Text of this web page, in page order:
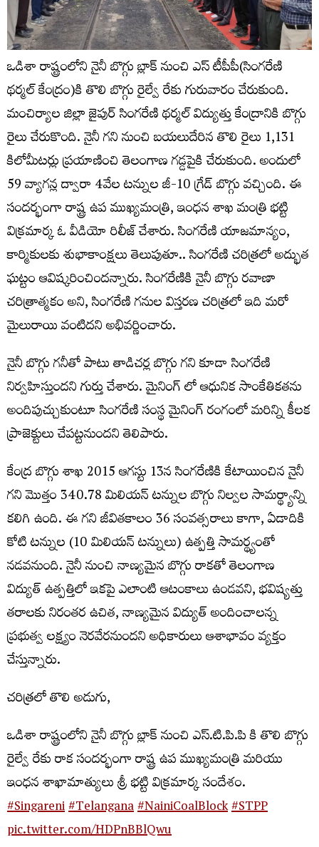
ఒడిశా రాష్ట్రంలోని నైనీ బొగ్గు బ్లాక్ నుంచి ఎస్ టీపీపీ(సింగరేణి
థర్మల్ కేంద్రం)కి తొలి బొగ్గు రైల్వే రేకు గురువారం చేరుకుంది.
మంచిర్యాల జిల్లా జైపుర్‌ సింగరేణి థర్మల్‌ విద్యుత్తు కేంద్రానికి బొగ్గు
రైలు చేరుకొంది. నైనీ గని నుంచి బయలుదేరిన తొలి రైలు 1,131
కిలోమీటర్లు ప్రయాణించి తెలంగాణ గడ్డపైకి చేరుకుంది. అందులో
59 వ్యాగన్ల ద్వారా 4వేల టన్నుల జీ-10 గ్రేడ్‌ బొగ్గు వచ్చింది. ఈ
సందర్భంగా రాష్ట్ర ఉప ముఖ్యమంత్రి, ఇంధన శాఖ మంత్రి భట్టి
విక్రమార్క ఓ వీడియో రిలీజ్ చేశారు. సింగరేణి యాజమాన్యం,
కార్మికులకు శుభాకాంక్షలు తెలుపుతూ.. సింగరేణి చరిత్రలో అద్భుత
ఘట్టం ఆవిష్కరించిందన్నారు. సింగరేణికి నైనీ బొగ్గు రవాణా
చరిత్రాత్మకం అని, సింగరేణి గనుల విస్తరణ చరిత్రలో ఇది మరో
మైలురాయి వంటిదని అభివర్ణించారు.
నైనీ బొగ్గు గనీతో పాటు తాడిచర్ల బొగ్గు గని కూడా సింగరేణి
నిర్వహిస్తుందని గుర్తు చేశారు. మైనింగ్ లో ఆధునిక సాంకేతికతను
అందిపుచ్చుకుంటూ సింగరేణి సంస్థ మైనింగ్ రంగంలో మరిన్ని కీలక
ప్రాజెక్టులు చేపట్టనుందని తెలిపారు.
కేంద్ర బొగ్గు శాఖ 2015 ఆగస్టు 13న సింగరేణికి కేటాయించిన నైనీ
గని మొత్తం 340.78 మిలియన్ టన్నుల బొగ్గు నిల్వల సామర్థ్యాన్ని
కలిగి ఉంది. ఈ గని జీవితకాలం 36 సంవత్సరాలు కాగా, ఏడాదికి
కోటి టన్నుల (10 మిలియన్ టన్నులు) ఉత్పత్తి సామర్థ్యంతో
నడవనుంది. నైనీ నుంచి నాణ్యమైన బొగ్గు రాకతో తెలంగాణ
విద్యుత్ ఉత్పత్తిలో ఇకపై ఎలాంటి ఆటంకాలు ఉండవని, భవిష్యత్తు
తరాలకు నిరంతర ఉచిత, నాణ్యమైన విద్యుత్ అందించాలన్న
ప్రభుత్వ లక్ష్యం నెరవేరనుందని అధికారులు ఆశాభావం వ్యక్తం
చేస్తున్నారు.
చరిత్రలో తొలి అడుగు,
ఒడిశా రాష్ట్రంలోని నైనీ బొగ్గు బ్లాక్ నుంచి ఎస్.టి.పి.పి కి తొలి బొగ్గు
రైల్వే రేకు రాక సందర్భంగా రాష్ట్ర ఉప ముఖ్యమంత్రి మరియు
ఇంధన శాఖామాత్యులు శ్రీ భట్టి విక్రమార్క సందేశం.
#Singareni#Telangana#NainiCoalBlock#STPP
pic.twitter.com/HDPnBBlQwu